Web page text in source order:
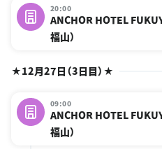
20:00
ANCHOR HOTEL
福山）
★12月27日（3日目）★
09:00
ANCHOR HOTEL
福山）